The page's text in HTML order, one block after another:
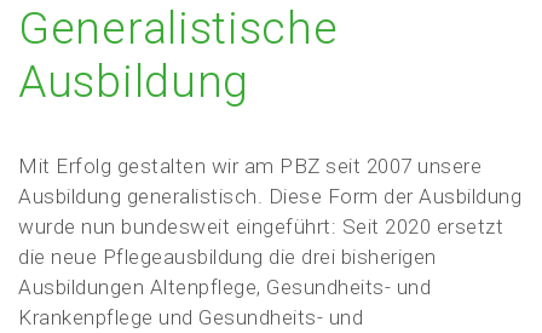
Generalistische
Ausbildung
Mit Erfolg gestalten wir am PBZ seit 2007 unsere
Ausbildung generalistisch. Diese Form der Ausbildung
wurde nun bundesweit eingeführt: Seit 2020 ersetzt
die neue Pflegeausbildung die drei bisherigen
Ausbildungen Altenpflege, Gesundheits- und
Krankenpflege und Gesundheits- und